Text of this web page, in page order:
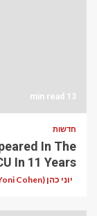
13 min read
חדשות
In The
In 11 Years
יוני כהן (Yoni Cohen)